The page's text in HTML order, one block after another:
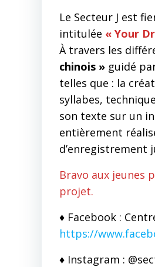
Le Secteur J est
intitulée « Your
À travers les
chinois » guidé
telles que : la
syllabes,
son texte sur un
entièrement
d’enregistrement
Bravo aux jeunes
projet.
♦ Facebook :
https://
♦ Instagram :